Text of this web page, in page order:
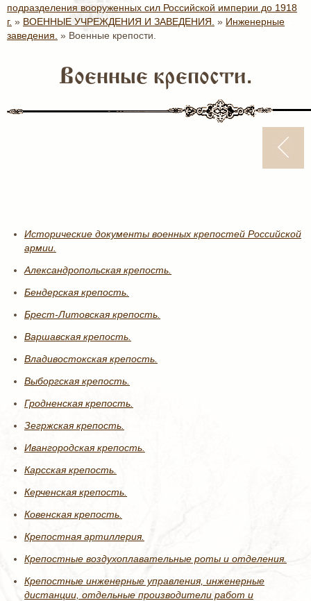
подразделения вооруженных сил Российской империи до 1918
г. » ВОЕННЫЕ УЧРЕЖДЕНИЯ И ЗАВЕДЕНИЯ. » Инженерные
заведения. » Военные крепости.
Военные крепости.
Исторические документы военных крепостей Российской
армии.
Александропольская крепость.
Бендерская крепость.
Брест-Литовская крепость.
Варшавская крепость.
Владивостокская крепость.
Выборгская крепость.
Гродненская крепость.
Зегржская крепость.
Ивангородская крепость.
Карсская крепость.
Керченская крепость.
Ковенская крепость.
Крепостная артиллерия.
Крепостные воздухоплавательные роты и отделения.
Крепостные инженерные управления, инженерные
дистанции, отдельные производители работ и